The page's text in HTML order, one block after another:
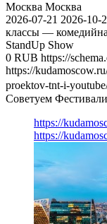
Москва Москва
2026-07-21 2026-10-
классы —
StandUp Show
0 RUB https://
https://
proektov-tnt-i-
Советуем Фестивали
https://
https://